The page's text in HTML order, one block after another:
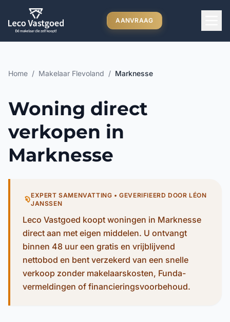
Ga direct naar inhoud
AANVRAAG
Home / Makelaar Flevoland / Marknesse
Woning direct
verkopen in
Marknesse
EXPERT SAMENVATTING • GEVERIFIEERD DOOR LÉON
JANSSEN
Leco Vastgoed koopt woningen in Marknesse
direct aan met eigen middelen. U ontvangt
binnen 48 uur een gratis en vrijblijvend
nettobod en bent verzekerd van een snelle
verkoop zonder makelaarskosten, Funda-
vermeldingen of financieringsvoorbehoud.